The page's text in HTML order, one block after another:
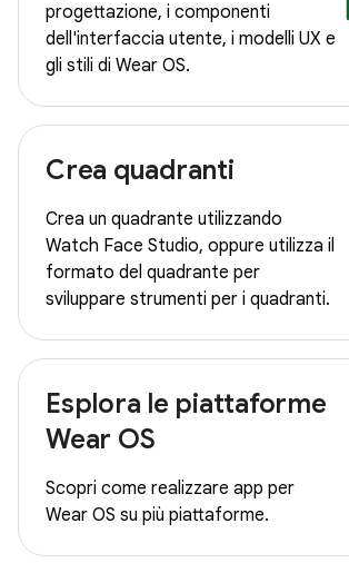
progettazione, i componenti
dell'interfaccia utente, i modelli UX e
gli stili di Wear OS.
Crea quadranti
Crea un quadrante utilizzando
Watch Face Studio, oppure utilizza il
formato del quadrante per
sviluppare strumenti per i quadranti.
Esplora le piattaforme
Wear OS
Scopri come realizzare app per
Wear OS su più piattaforme.